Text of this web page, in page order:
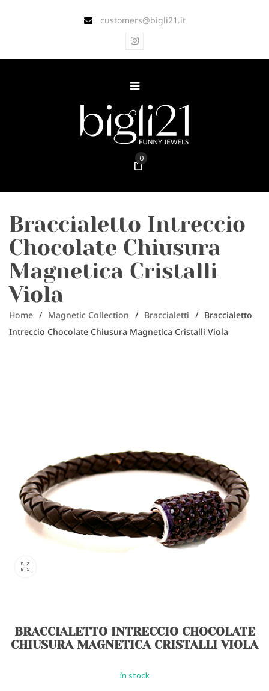
customers@bigli21.it
0
Braccialetto Intreccio
Chocolate Chiusura
Magnetica Cristalli
Viola
Home / Magnetic Collection / Braccialetti / Braccialetto
Intreccio Chocolate Chiusura Magnetica Cristalli Viola
BRACCIALETTO INTRECCIO CHOCOLATE
CHIUSURA MAGNETICA CRISTALLI VIOLA
in stock